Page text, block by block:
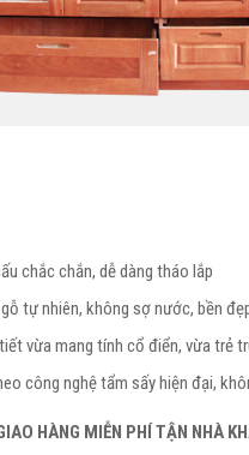
chắc chắn, dễ dàng tháo lắp
tự nhiên, không sợ nước, bền
vừa mang tính cổ điển, vừa trẻ
công nghệ tẩm sấy hiện đại,
HÀNG MIỄN PHÍ TẬN NHÀ